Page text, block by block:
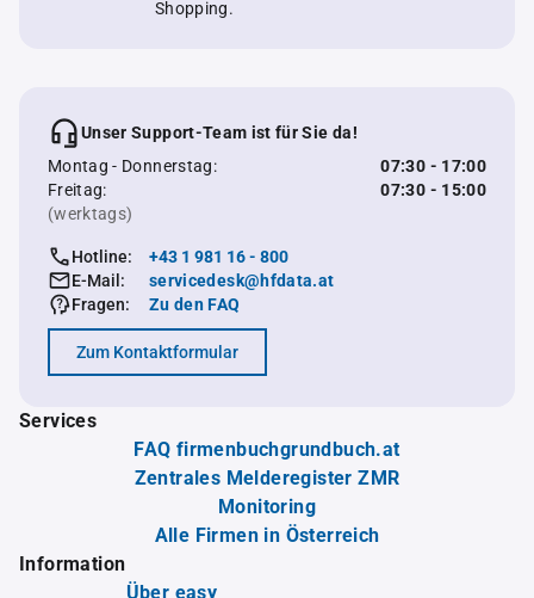
Shopping.
Unser Support-Team ist für Sie da!
Montag - Donnerstag:
07:30 - 17:00
Freitag:
07:30 - 15:00
(werktags)
Hotline:
+43 1 981 16 - 800
E-Mail:
servicedesk@hfdata.at
Fragen:
Zu den FAQ
Zum Kontaktformular
Services
FAQ firmenbuchgrundbuch.at
Zentrales Melderegister ZMR
Monitoring
Alle Firmen in Österreich
Information
Über easy